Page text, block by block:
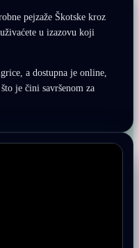
pejzaže Škotske kroz
u izazovu koji
a dostupna je online,
je čini savršenom za